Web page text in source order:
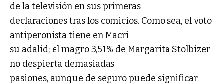
de la televisión en sus primeras
declaraciones tras los comicios. Como sea, el voto
antiperonista tiene en Macri
su adalid; el magro 3,51% de Margarita Stolbizer
no despierta demasiadas
pasiones, aunque de seguro puede significar